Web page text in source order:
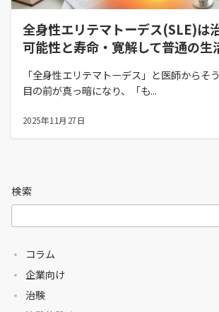
全身性エリテマトーデス(SLE)は
可能性と寿命・寛解して普通の生
「全身性エリテマトーデス」と医師からそ
目の前が真っ暗になり、「も...
2025年11月27日
検索
コラム
企業向け
治験